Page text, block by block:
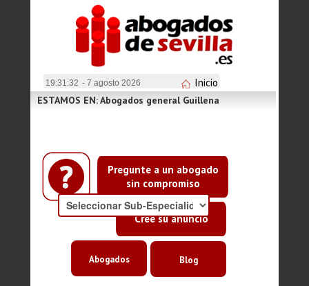
19:31:33 - 7 agosto 2026 Inicio
Pregunte a un abogado
sin compromiso
Cree su anuncio
ESTAMOS EN: Abogados general Guillena
Abogados Blog